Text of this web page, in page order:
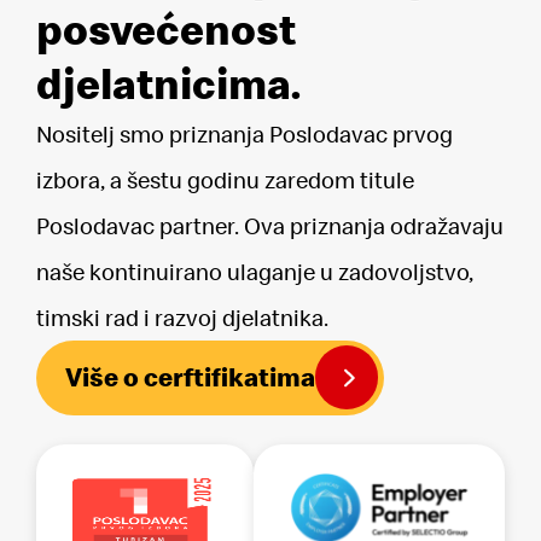
pristup, ispravak, brisanje i ograničavanje obrade osobnih
podataka, kao i prava na ulaganje prigovora na obradu i
prava na prenosivost podataka. Navedena prava
ispitanici ostvaruju podnošenjem pisanog zahtjeva
GLOBALNOJ HRANA -i i/ili Službeniku za zaštitu osobnih
podataka na kontakt adresu e-pošte
privatnost@hr.mcd.com. Pravo na podnošenje prigovora
ostvaruje se prigovorom Agenciji za zaštitu osobnih
podataka RH.
posvećenost
djelatnicima.
Nositelj smo priznanja Poslodavac prvog
izbora, a šestu godinu zaredom titule
Poslodavac partner. Ova priznanja odražavaju
naše kontinuirano ulaganje u zadovoljstvo,
timski rad i razvoj djelatnika.
Više o cerftifikatima